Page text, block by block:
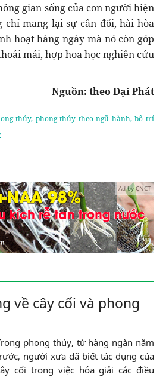
gian sống của con người hiện
chỉ mang lại sự cân đối, hài hòa
hoạt hàng ngày mà nó còn góp
mái, hợp hoa học nghiên cứu
Nguồn: theo Đại Phát
thủy, phong thủy theo ngũ hành,bố trí
Ad by CNCT
về cây cối và phong
phong thủy, từ hàng ngàn năm
người xưa đã biết tác dụng của
cối trong việc hóa giải các điều